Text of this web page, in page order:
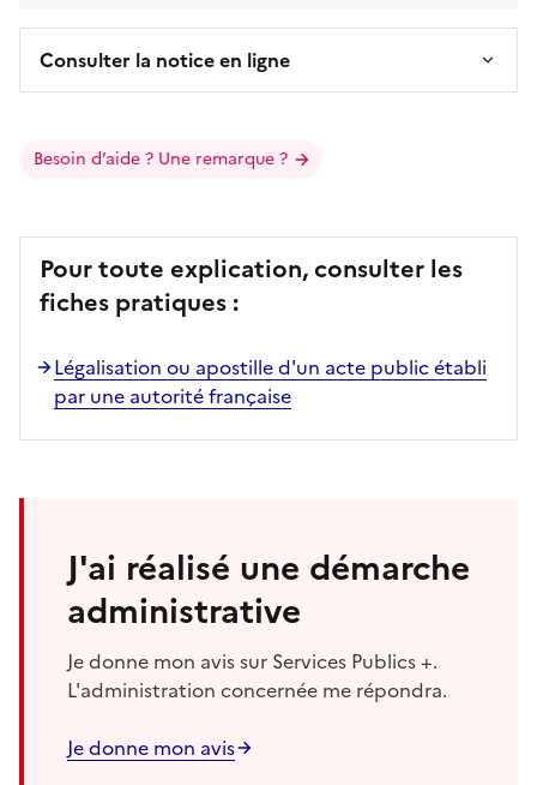
Consulter la notice en ligne
Besoin d’aide ? Une remarque ?
Pour toute explication, consulter les
fiches pratiques :
Légalisation ou apostille d'un acte public établi
par une autorité française
J'ai réalisé une démarche
administrative
Je donne mon avis sur Services Publics +.
L'administration concernée me répondra.
Je donne mon avis